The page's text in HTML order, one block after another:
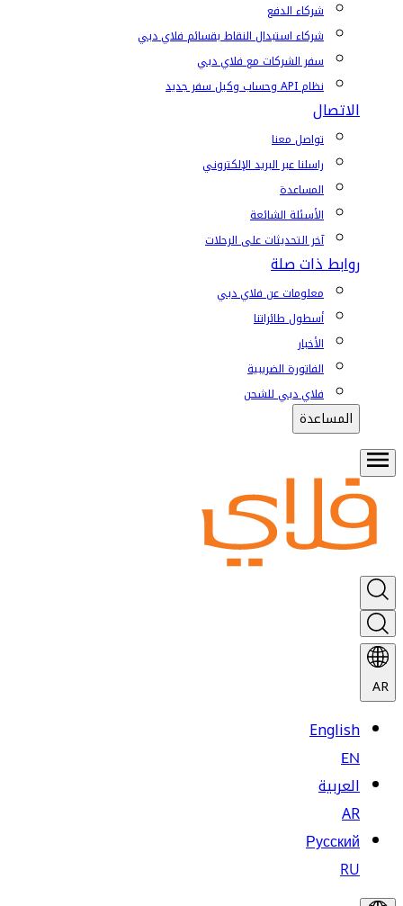
شركاء الدفع
شركاء استبدال النقاط بقسائم فلاي دبي
سفر الشركات مع فلاي دبي
نظام API وحساب وكيل سفر جديد
الاتصال
تواصل معنا
راسلنا عبر البريد الإلكتروني
المساعدة
الأسئلة الشائعة
آخر التحديثات على الرحلات
روابط ذات صلة
معلومات عن فلاي دبي
أسطول طائراتنا
الأخبار
الفاتورة الضريبية
فلاي دبي للشحن
المساعدة
AR
English
EN
العربية
AR
Русский
RU